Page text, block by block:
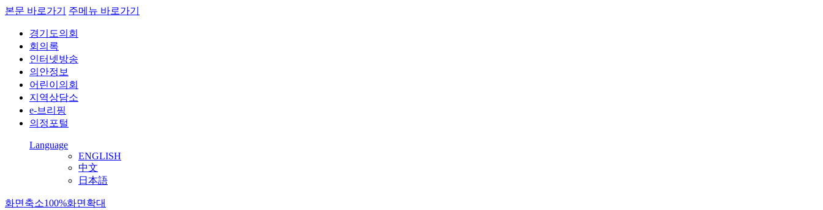
본문 바로가기 주메뉴 바로가기
경기도의회
회의록
인터넷방송
의안정보
어린이의회
지역상담소
e-브리핑
의정포털
Language
ENGLISH
中文
日本語
화면축소100%화면확대